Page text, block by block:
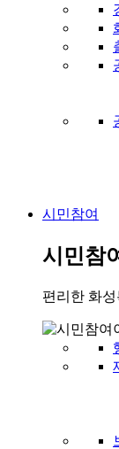
시민참여
시민참
편리한 화